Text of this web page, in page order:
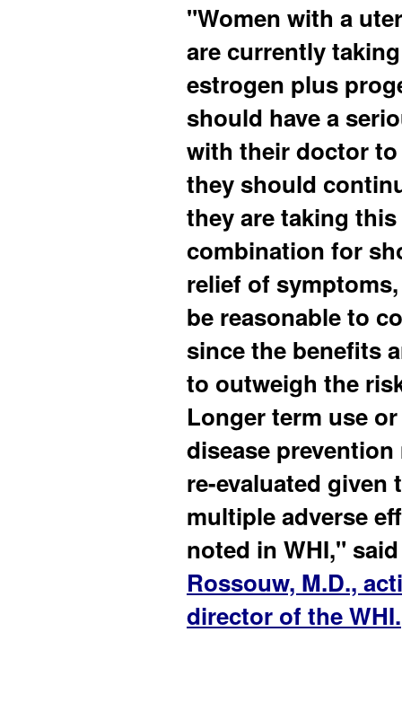
"Women with a
are currently taking
estrogen plus
should have a
with their doctor to
they should
they are taking
combination for
relief of
be reasonable to
since the benefits
to outweigh the
Longer term use
disease
re-evaluated given
multiple adverse
noted in WHI,"
Rossouw, M.D.,
director of the WHI.